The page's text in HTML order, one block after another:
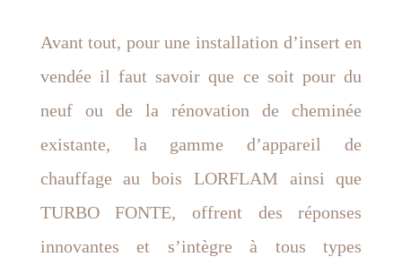
Avant tout, pour une installation d’insert en
vendée il faut savoir que ce soit pour du
neuf ou de la rénovation de cheminée
existante, la gamme d’appareil de
chauffage au bois LORFLAM ainsi que
TURBO FONTE, offrent des réponses
innovantes et s’intègre à tous types